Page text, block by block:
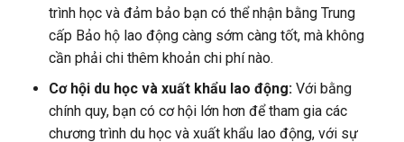
trình học và đảm bảo bạn có thể nhận bằng Trung
cấp Bảo hộ lao động càng sớm càng tốt, mà không
cần phải chi thêm khoản chi phí nào.
Cơ hội du học và xuất khẩu lao động:Với bằng
chính quy, bạn có cơ hội lớn hơn để tham gia các
chương trình du học và xuất khẩu lao động, với sự